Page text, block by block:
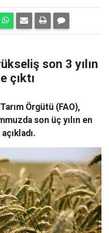
son 3 yılın
çıktı
Örgütü (FAO),
son üç yılın en